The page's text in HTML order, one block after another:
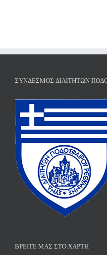
ΣΎΝΔΕΣΜΟΣ ΔΙΑΙΤΗΤΏΝ
ΒΡΕΊΤΕ ΜΑΣ ΣΤΟ ΧΆΡΤΗ